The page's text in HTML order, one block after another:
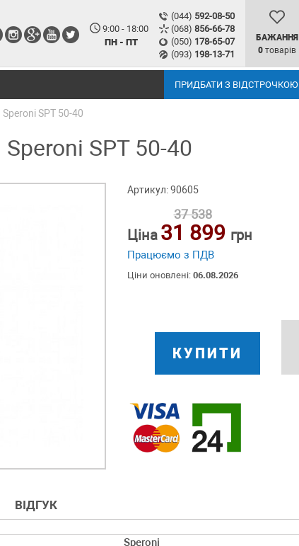
9:00 - 18:00
ПН - ПТ
(044) 592-08-50
(068) 856-66-78
(050) 178-65-07
(093) 198-13-71
БАЖАННЯ
0 товарів
ПРИДБАТИ З ВІДСТРОЧКОЮ
SPT 50-40
SPT 50-40
Артикул: 90605
Ціна
37 538
31 899 грн
Працюємо з ПДВ
Ціни оновлені: 06.08.2026
КУПИТИ
ВІДГУК
Speroni